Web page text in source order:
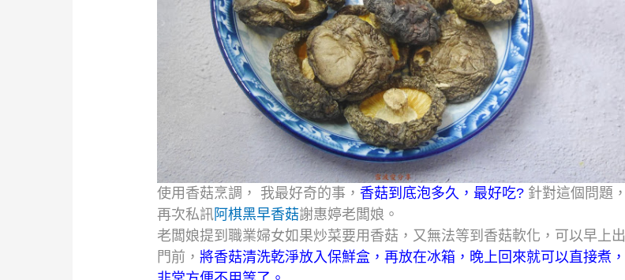
使用香菇烹調， 我最好奇的事， 香菇到底泡多久，最好吃? 針對這個問題，
再次私訊阿棋黑早香菇謝惠婷老闆娘。
老闆娘提到職業婦女如果炒菜要用香菇，又無法等到香菇軟化，可以早上出
門前， 將香菇清洗乾淨放入保鮮盒，再放在冰箱，晚上回來就可以直接煮，